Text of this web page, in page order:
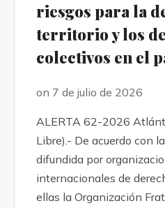
riesgos para la
territorio y los
colectivos en el
on 7 de julio de 2026
ALERTA 62-2026
Libre).- De acuerdo con
difundida por
internacionales de
ellas la Organización